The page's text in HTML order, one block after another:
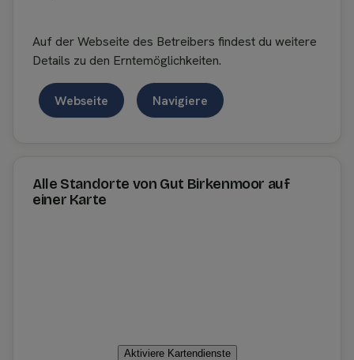
Auf der Webseite des Betreibers findest du weitere
Details zu den Erntemöglichkeiten.
Webseite Navigiere
Alle Standorte von Gut Birkenmoor auf
einer Karte
Aktiviere Kartendienste